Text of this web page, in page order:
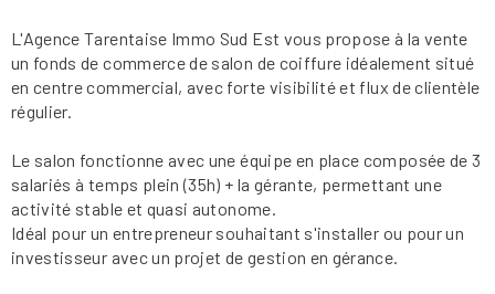
L'Agence Tarentaise Immo Sud Est vous propose à la vente
un fonds de commerce de salon de coiffure idéalement situé
en centre commercial, avec forte visibilité et flux de clientèle
régulier.
Le salon fonctionne avec une équipe en place composée de 3
salariés à temps plein (35h) + la gérante, permettant une
activité stable et quasi autonome.
Idéal pour un entrepreneur souhaitant s'installer ou pour un
investisseur avec un projet de gestion en gérance.